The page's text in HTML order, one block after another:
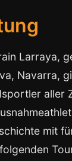
Larraya,
Navarra,
aller
mit